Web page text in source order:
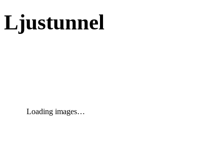
Ljustunnel
Loading images…